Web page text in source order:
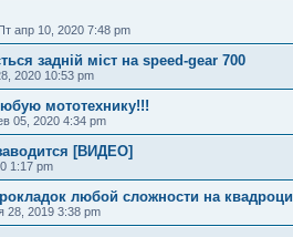
апр 10, 2020 7:48 pm
задній міст на speed-gear 700
2020 10:53 pm
мототехнику!!!
05, 2020 4:34 pm
[ВИДЕО]
1:17 pm
любой сложности на
28, 2019 3:38 pm